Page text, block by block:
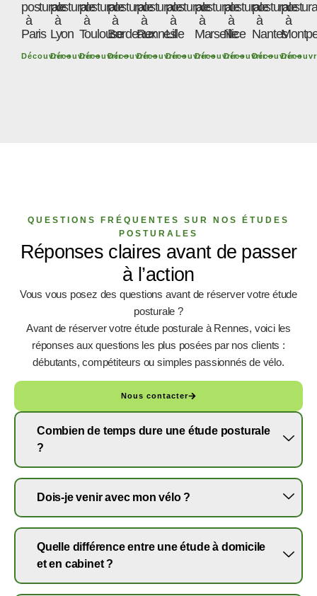
posturale
à
Paris
Découvrir
posturale
à
Lyon
Découvrir
posturale
à
Toulouse
Découvrir
posturale
à
Bordeaux
Découvrir
posturale
à
Rennes
Découvrir
posturale
à
Lille
Découvrir
posturale
à
Marseille
Découvrir
posturale
à
Nice
Découvrir
posturale
à
Nantes
Découvrir
à
QUESTIONS FRÉQUENTES SUR NOS ÉTUDES
POSTURALES
Réponses claires avant de passer
à l’action
Vous vous posez des questions avant de réserver votre étude
posturale ?
Avant de réserver votre étude posturale à Rennes, voici les
réponses aux questions les plus posées par nos clients :
débutants, compétiteurs ou simples passionnés de vélo.
Nous contacter
Combien de temps dure une étude posturale
?
Dois-je venir avec mon vélo ?
Quelle différence entre une étude à domicile
et en cabinet ?